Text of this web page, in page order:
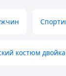
костюм двойка